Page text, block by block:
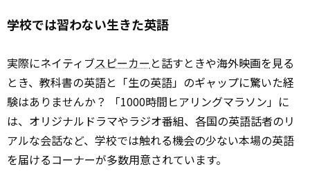
学校では習わない生きた英語
実際にネイティブスピーカー と話すときや海外映画を見る
とき、教科書の英語と「生の英語」のギャップに驚いた経
験はありませんか？ 「1000時間ヒアリングマラソン」に
は、オリジナルドラマやラジオ番組、各国の英語話者のリ
アルな会話など、学校では触れる機会の少ない本場の英語
を届けるコーナーが多数用意されています。